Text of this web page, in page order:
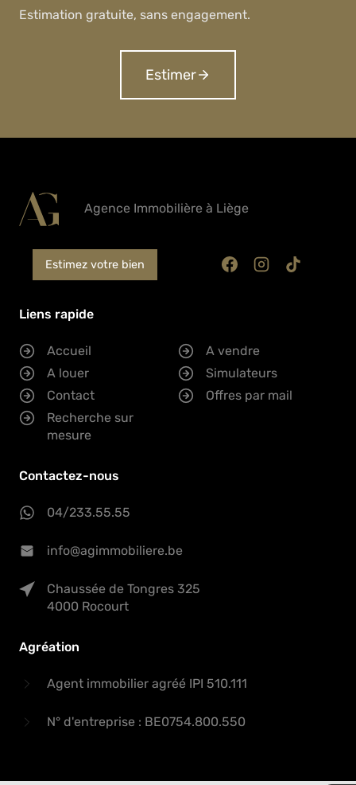
Estimation gratuite, sans engagement.
Estimer
Agence Immobilière à Liège
Estimez votre bien
Liens rapide
Accueil
A vendre
A louer
Simulateurs
Contact
Offres par mail
Recherche sur
mesure
Contactez-nous
04/233.55.55
info@agimmobiliere.be
Chaussée de Tongres 325
4000 Rocourt
Agréation
Agent immobilier agréé IPI 510.111
N° d'entreprise : BE0754.800.550